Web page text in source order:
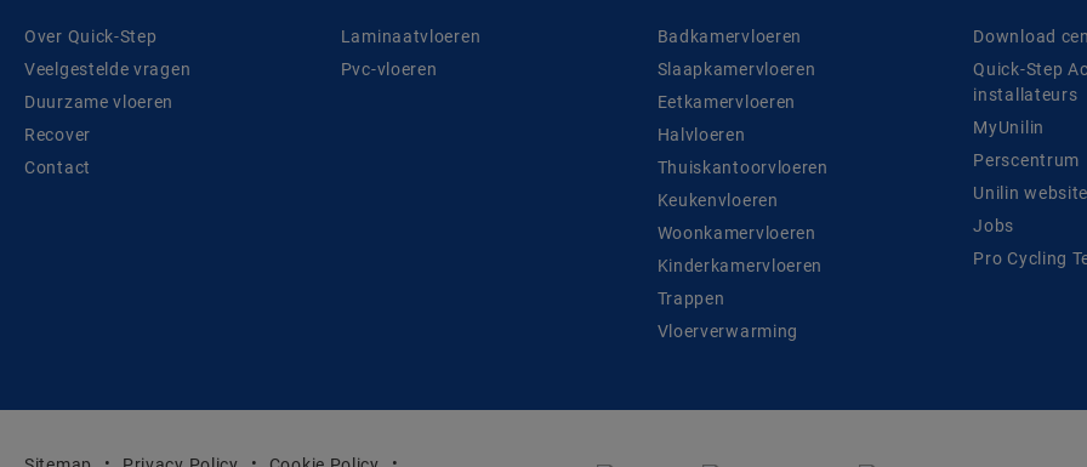
Over Quick-Step
Veelgestelde vragen
Duurzame vloeren
Recover
Contact
Laminaatvloeren
Pvc-vloeren
Badkamervloeren
Slaapkamervloeren
Eetkamervloeren
Halvloeren
Thuiskantoorvloeren
Keukenvloeren
Woonkamervloeren
Kinderkamervloeren
Trappen
Vloerverwarming
Download
Quick-Step
installateurs
MyUnilin
Perscentrum
Unilin
Jobs
Pro Cycling